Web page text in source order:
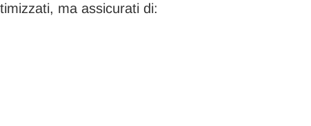
ma assicurati di: